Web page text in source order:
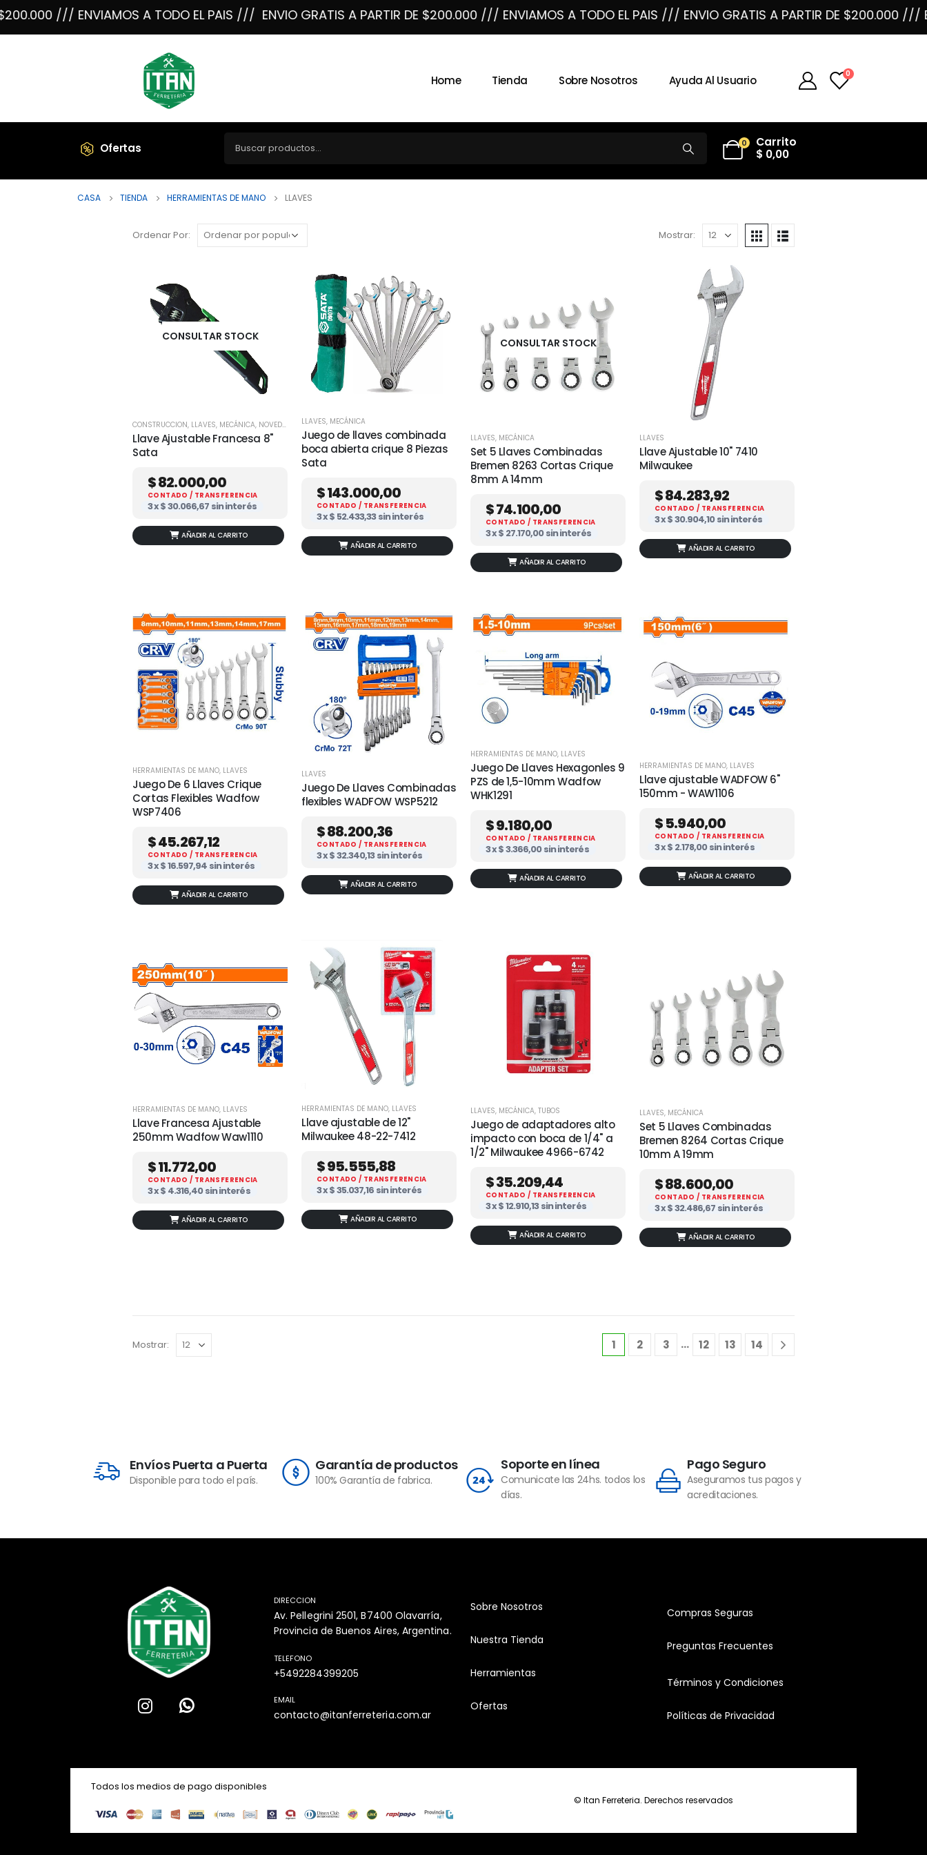
/// ENVIAMOS A TODO EL PAIS /// ENVIO GRATIS A PARTIR DE $200.000 /// ENVIAMOS A TODO EL PAIS /// ENVIO GRATIS A PARTIR DE $200.000 ///
Home Tienda Sobre Nosotros Ayuda Al Usuario 0
Ofertas 0
Carrito
$ 0,00
CASA TIENDA HERRAMIENTAS DE MANO LLAVES
Ordenar Por: Mostrar:
CONSULTAR STOCK
CONSTRUCCION, LLAVES, MECÁNICA, NOVEDADES
Llave Ajustable Francesa 8"
Sata
$82.000,00
CONTADO / TRANSFERENCIA
3 x$30.066,67 sin interés
AÑADIR AL CARRITO
LLAVES, MECÁNICA
Juego de llaves combinada
boca abierta crique 8 Piezas
Sata
$143.000,00
CONTADO / TRANSFERENCIA
3 x$ 52.433,33sin interés
AÑADIR AL CARRITO
CONSULTAR STOCK
LLAVES, MECÁNICA
Set 5 Llaves Combinadas
Bremen 8263 Cortas Crique
8mm A 14mm
$74.100,00
CONTADO / TRANSFERENCIA
3 x$ 27.170,00sin interés
AÑADIR AL CARRITO
LLAVES
Llave Ajustable 10" 7410
Milwaukee
$84.283,92
CONTADO / TRANSFERENCIA
3 x$30.904,10sin interés
AÑADIR AL CARRITO
HERRAMIENTAS DE MANO, LLAVES
Juego De 6 Llaves Crique
Cortas Flexibles Wadfow
WSP7406
$45.267,12
CONTADO / TRANSFERENCIA
3 x$16.597,94 sin interés
AÑADIR AL CARRITO
LLAVES
Juego De Llaves Combinadas
flexibles WADFOW WSP5212
$88.200,36
CONTADO / TRANSFERENCIA
3 x$32.340,13sin interés
AÑADIR AL CARRITO
HERRAMIENTAS DE MANO, LLAVES
Juego De Llaves Hexagonles 9
PZS de 1,5-10mm Wadfow
WHK1291
$9.180,00
CONTADO / TRANSFERENCIA
3 x$3.366,00sin interés
AÑADIR AL CARRITO
HERRAMIENTAS DE MANO, LLAVES
Llave ajustable WADFOW 6"
150mm - WAW1106
$5.940,00
CONTADO / TRANSFERENCIA
3 x$ 2.178,00sin interés
AÑADIR AL CARRITO
HERRAMIENTAS DE MANO, LLAVES
Llave Francesa Ajustable
250mm Wadfow Waw1110
$11.772,00
CONTADO / TRANSFERENCIA
3 x$ 4.316,40sin interés
AÑADIR AL CARRITO
HERRAMIENTAS DE MANO, LLAVES
Llave ajustable de 12"
Milwaukee 48-22-7412
$95.555,88
CONTADO / TRANSFERENCIA
3 x$35.037,16 sin interés
AÑADIR AL CARRITO
LLAVES, MECÁNICA, TUBOS
Juego de adaptadores alto
impacto con boca de 1/4" a
1/2" Milwaukee 4966-6742
$35.209,44
CONTADO / TRANSFERENCIA
3 x$12.910,13sin interés
AÑADIR AL CARRITO
LLAVES, MECÁNICA
Set 5 Llaves Combinadas
Bremen 8264 Cortas Crique
10mm A 19mm
$88.600,00
CONTADO / TRANSFERENCIA
3 x$32.486,67 sin interés
AÑADIR AL CARRITO
Mostrar: 1 2 3 … 12 13 14
Envíos Puerta a Puerta
Disponible para todo el país.
Garantía de productos
100% Garantía de fabrica.
Soporte en línea
Comunicate las 24hs. todos los
días.
Pago Seguro
Aseguramos tus pagos y
acreditaciones.
DIRECCION
Av. Pellegrini 2501, B7400 Olavarría,
Provincia de Buenos Aires, Argentina.
TELEFONO
+5492284399205
EMAIL
contacto@itanferreteria.com.ar
Sobre Nosotros
Nuestra Tienda
Herramientas
Ofertas
Compras Seguras
Preguntas Frecuentes
Términos y Condiciones
Políticas de Privacidad
Todos los medios de pago disponibles
© Itan Ferreteria. Derechos reservados